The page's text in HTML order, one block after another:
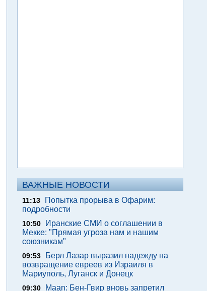
ВАЖНЫЕ НОВОСТИ
11:13
Попытка прорыва в Офарим:
подробности
10:50
Иранские СМИ о соглашении в
Мекке: "Прямая угроза нам и нашим
союзникам"
09:53
Берл Лазар выразил надежду на
возвращение евреев из Израиля в
Мариуполь, Луганск и Донецк
09:30
Maan: Бен-Гвир вновь запретил